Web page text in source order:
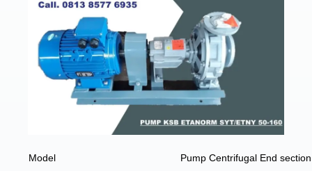
Model
Pump Centrifugal End section